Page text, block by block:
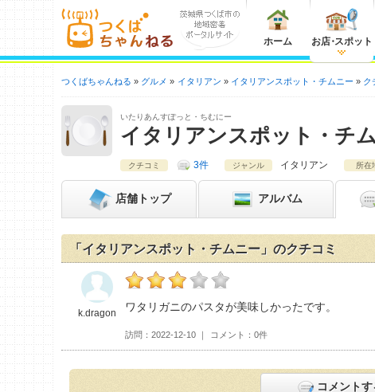
ホーム お店・スポット
つくばちゃんねる グルメ イタリアン イタリアンスポット・チムニー ク
いたりあんすぽっと・ちむにー
イタリアンスポット・チ
クチコミ 3件 ジャンル イタリアン 所在
店舗 トップ アルバム
「イタリアンスポット・チムニー」のクチコミ
k.dragonのイタリアンスポット・チムニーおすす
ワタリガニのパスタが美味しかったです。
訪問 2022-12-10 コメント 0件
k.dragon
コメントす